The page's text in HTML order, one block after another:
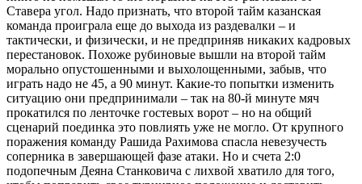
Ставера угол. Надо признать, что второй тайм казанская
команда проиграла еще до выхода из раздевалки – и
тактически, и физически, и не предприняв никаких кадровых
перестановок. Похоже рубиновые вышли на второй тайм
морально опустошенными и выхолощенными, забыв, что
играть надо не 45, а 90 минут. Какие-то попытки изменить
ситуацию они предпринимали – так на 80-й минуте мяч
прокатился по ленточке гостевых ворот – но на общий
сценарий поединка это повлиять уже не могло. От крупного
поражения команду Рашида Рахимова спасла невезучесть
соперника в завершающей фазе атаки. Но и счета 2:0
подопечным Деяна Станковича с лихвой хватило для того,